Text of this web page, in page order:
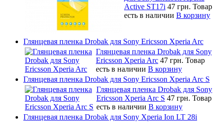
Active ST17i 47 грн. Товар
есть в наличии В корзину
Глянцевая пленка Drobak для Sony Ericsson Xperia Arc
Глянцевая пленка Drobak для Sony
Ericsson Xperia Arc 47 грн. Товар
есть в наличии В корзину
Глянцевая пленка Drobak для Sony Ericsson Xperia Arc S
Глянцевая пленка Drobak для Sony
Ericsson Xperia Arc S 47 грн. Товар
есть в наличии В корзину
Глянцевая пленка Drobak для Sony Xperia Ion LT 28i